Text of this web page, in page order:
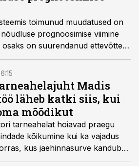
toimunud muudatused on
prognoosimise viimine
on suurendanud ettevõtte
planeerimisprotsesse, sõnab
tarneahelakonverentsil esinev
ja Baltikumi logistikajuht
Madis
läheb katki siis, kui
mõõdikut
tarneahelat hoiavad praegu
kõikumine kui ka vajadus
kus jaehinnasurve kandub
tarneahela juhi Madis